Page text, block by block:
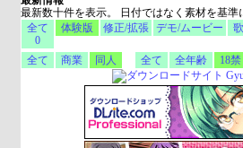
最新数十件を表示。 日付ではなく素材を基準
全て
0
体験版 修正/拡張 デモ/ムービー
全て 商業 同人 全て 全年齢 18禁